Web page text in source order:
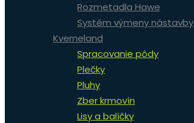
Rozmetadla Hawe
Systém výmeny nástavby
Kverneland
Spracovanie pôdy
Plečky
Pluhy
Zber krmovín
Lisy a balíčky